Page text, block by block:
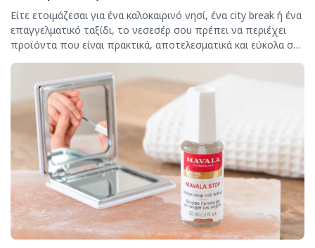
Είτε ετοιμάζεσαι για ένα καλοκαιρινό νησί, ένα city break ή ένα
επαγγελματικό ταξίδι, το νεσεσέρ σου πρέπει να περιέχει
προϊόντα που είναι πρακτικά, αποτελεσματικά και εύκολα στη
περιποιημένα, αυτά τα τρία προϊόντα της MAVALA δεν
πρέπει να λείπουν από τις αποσκευές σου. 🧼 1. MAVALA
Remover […]